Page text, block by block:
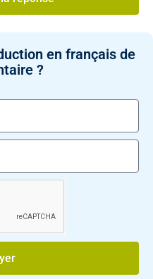
en français de
?